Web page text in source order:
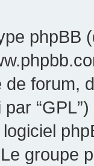
phpBB
forum,
par
logiciel
groupe